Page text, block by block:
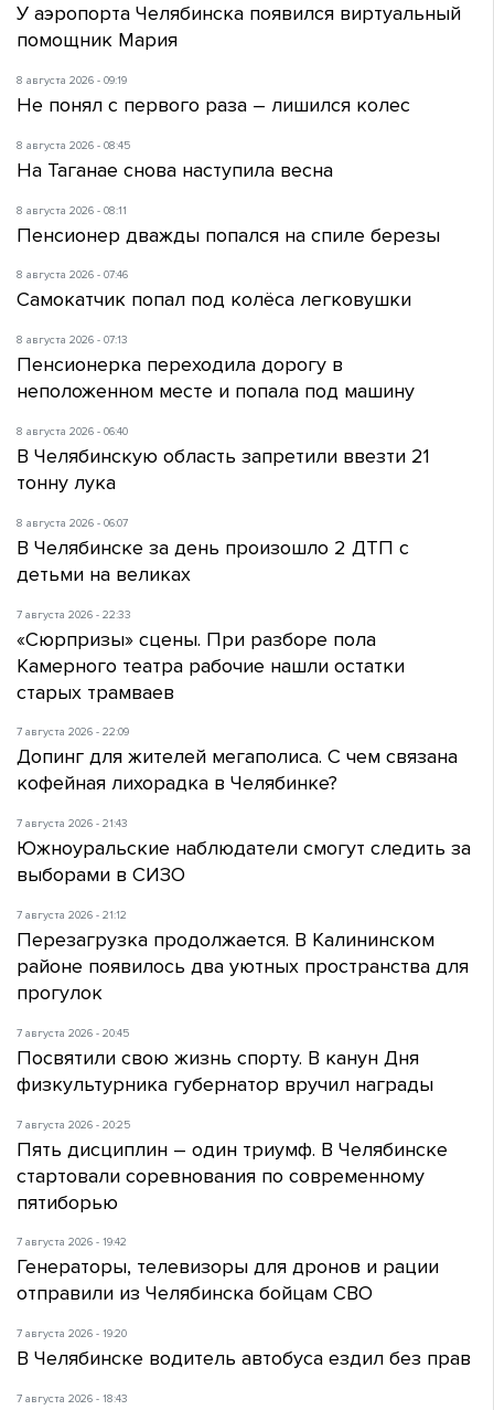
У аэропорта Челябинска появился виртуальный
помощник Мария
8 августа 2026 - 09:19
Не понял с первого раза – лишился колес
8 августа 2026 - 08:45
На Таганае снова наступила весна
8 августа 2026 - 08:11
Пенсионер дважды попался на спиле березы
8 августа 2026 - 07:46
Самокатчик попал под колёса легковушки
8 августа 2026 - 07:13
Пенсионерка переходила дорогу в
неположенном месте и попала под машину
8 августа 2026 - 06:40
В Челябинскую область запретили ввезти 21
тонну лука
8 августа 2026 - 06:07
В Челябинске за день произошло 2 ДТП с
детьми на великах
7 августа 2026 - 22:33
«Сюрпризы» сцены. При разборе пола
Камерного театра рабочие нашли остатки
старых трамваев
7 августа 2026 - 22:09
Допинг для жителей мегаполиса. С чем связана
кофейная лихорадка в Челябинке?
7 августа 2026 - 21:43
Южноуральские наблюдатели смогут следить за
выборами в СИЗО
7 августа 2026 - 21:12
Перезагрузка продолжается. В Калининском
районе появилось два уютных пространства для
прогулок
7 августа 2026 - 20:45
Посвятили свою жизнь спорту. В канун Дня
физкультурника губернатор вручил награды
7 августа 2026 - 20:25
Пять дисциплин – один триумф. В Челябинске
стартовали соревнования по современному
пятиборью
7 августа 2026 - 19:42
Генераторы, телевизоры для дронов и рации
отправили из Челябинска бойцам СВО
7 августа 2026 - 19:20
В Челябинске водитель автобуса ездил без прав
7 августа 2026 - 18:43